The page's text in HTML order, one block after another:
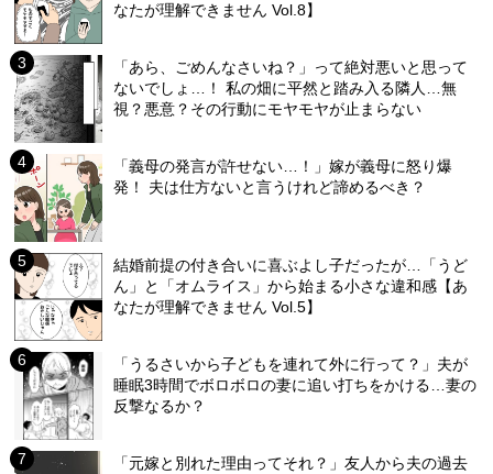
なたが理解できません Vol.8】
「あら、ごめんなさいね？」って絶対悪いと思って
ないでしょ…！ 私の畑に平然と踏み入る隣人…無
視？悪意？その行動にモヤモヤが止まらない
「義母の発言が許せない…！」嫁が義母に怒り爆
発！ 夫は仕方ないと言うけれど諦めるべき？
結婚前提の付き合いに喜ぶよし子だったが…「うど
ん」と「オムライス」から始まる小さな違和感【あ
なたが理解できません Vol.5】
「うるさいから子どもを連れて外に行って？」夫が
睡眠3時間でボロボロの妻に追い打ちをかける…妻の
反撃なるか？
「元嫁と別れた理由ってそれ？」友人から夫の過去